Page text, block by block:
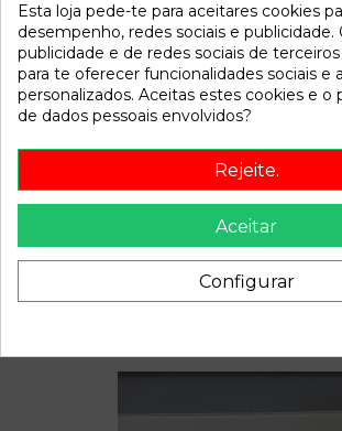
Referência 810979
Disponível a partir de: 2022-04-06
Recambio de mando limpia para ford
ambiente | 0.98 - ... ambiente | 0.98 - ...
Esta loja pede-te para aceitares cookies
desempenho, redes sociais e publicidade.
publicidade e de redes sociais de
para te oferecer funcionalidades sociais e
personalizados. Aceitas estes cookies e o
de dados pessoais envolvidos?
Rejeite.
Aceitar
Configurar